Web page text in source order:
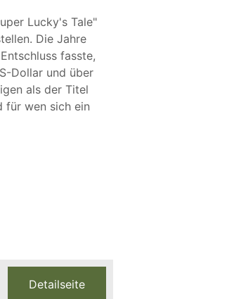
Lucky's Tale"
Die Jahre
fasste,
Dollar und über
als der Titel
für wen sich ein
Detailseite